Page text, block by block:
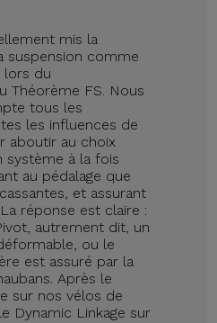
mis la
suspension comme
lors du
Théorème FS. Nous
tous les
les influences de
aboutir au choix
système à la fois
au pédalage que
et assurant
réponse est claire :
autrement dit, un
ou le
est assuré par la
Après le
sur nos vélos de
Dynamic Linkage sur